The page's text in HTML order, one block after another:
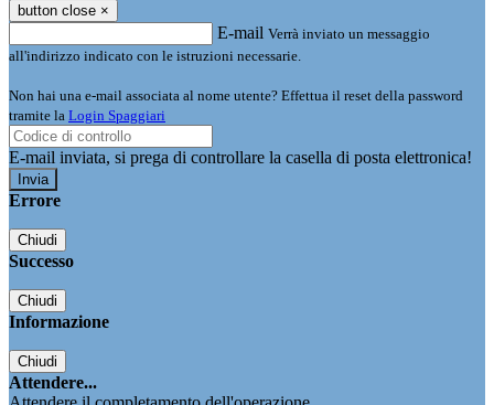
button close ×
E-mail Verrà inviato un messaggio
all'indirizzo indicato con le istruzioni necessarie.
Non hai una e-mail associata al nome utente? Effettua il reset della password
tramite la Login Spaggiari
E-mail inviata, si prega di controllare la casella di posta elettronica!
Errore
Chiudi
Successo
Chiudi
Informazione
Chiudi
Attendere...